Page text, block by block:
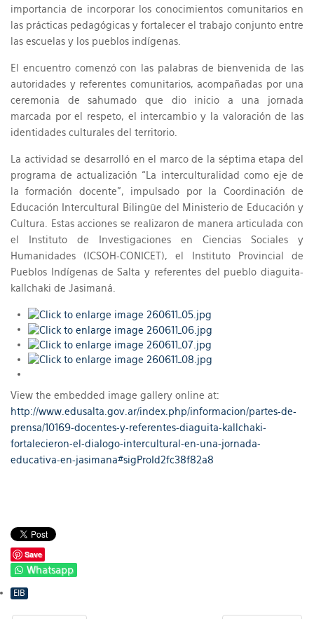
importancia de incorporar los conocimientos comunitarios en
las prácticas pedagógicas y fortalecer el trabajo conjunto entre
las escuelas y los pueblos indígenas.
El encuentro comenzó con las palabras de bienvenida de las
autoridades y referentes comunitarios, acompañadas por una
ceremonia de sahumado que dio inicio a una jornada
marcada por el respeto, el intercambio y la valoración de las
identidades culturales del territorio.
La actividad se desarrolló en el marco de la séptima etapa del
programa de actualización “La interculturalidad como eje de
la formación docente”, impulsado por la Coordinación de
Educación Intercultural Bilingüe del Ministerio de Educación y
Cultura. Estas acciones se realizaron de manera articulada con
el Instituto de Investigaciones en Ciencias Sociales y
Humanidades (ICSOH-CONICET), el Instituto Provincial de
Pueblos Indígenas de Salta y referentes del pueblo diaguita-
kallchaki de Jasimaná.
View the embedded image gallery online at:
http://www.edusalta.gov.ar/index.php/informacion/partes-de-
prensa/10169-docentes-y-referentes-diaguita-kallchaki-
fortalecieron-el-dialogo-intercultural-en-una-jornada-
educativa-en-jasimana#sigProId2fc38f82a8
Save
Whatsapp
EIB